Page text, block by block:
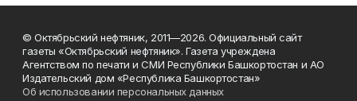
© Октябрьский нефтяник, 2011—2026. Официальный сайт
газеты «Октябрьский нефтяник». Газета учреждена
Агентством по печати и СМИ Республики Башкортостан и АО
Издательский дом «Республика Башкортостан»
Об использовании персональных данных